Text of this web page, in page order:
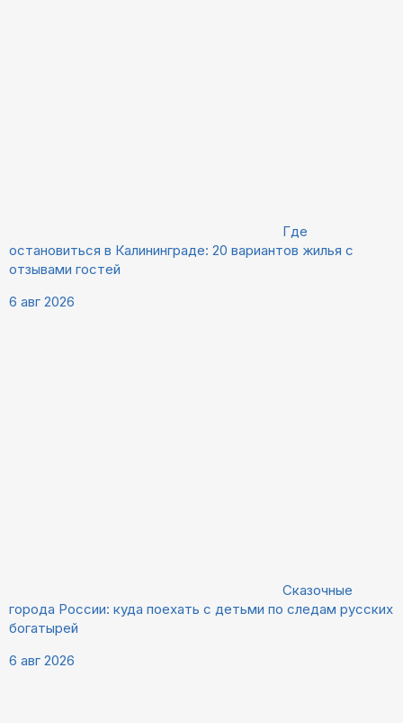
Где
остановиться в Калининграде: 20 вариантов жилья с
отзывами гостей
6 авг 2026
Сказочные
города России: куда поехать с детьми по следам русских
богатырей
6 авг 2026